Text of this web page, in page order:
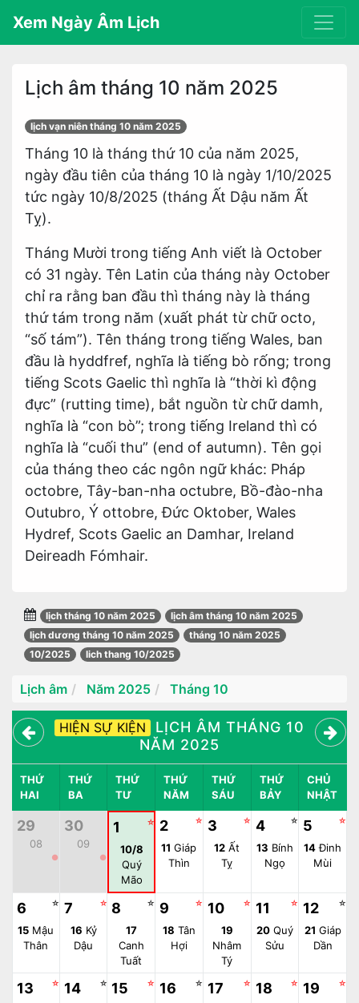
Xem Ngày Âm Lịch
Lịch âm tháng 10 năm 2025
lịch vạn niên tháng 10 năm 2025
Tháng 10 là tháng thứ 10 của năm 2025,
ngày đầu tiên của tháng 10 là ngày 1/10/2025
tức ngày 10/8/2025 (tháng Ất Dậu năm Ất
Tỵ).
Tháng Mười trong tiếng Anh viết là October
có 31 ngày. Tên Latin của tháng này October
chỉ ra rằng ban đầu thì tháng này là tháng
thứ tám trong năm (xuất phát từ chữ octo,
“số tám”). Tên tháng trong tiếng Wales, ban
đầu là hyddfref, nghĩa là tiếng bò rống; trong
tiếng Scots Gaelic thì nghĩa là “thời kì động
đực” (rutting time), bắt nguồn từ chữ damh,
nghĩa là “con bò”; trong tiếng Ireland thì có
nghĩa là “cuối thu” (end of autumn). Tên gọi
của tháng theo các ngôn ngữ khác: Pháp
octobre, Tây-ban-nha octubre, Bồ-đào-nha
Outubro, Ý ottobre, Đức Oktober, Wales
Hydref, Scots Gaelic an Damhar, Ireland
Deireadh Fómhair.
lịch tháng 10 năm 2025
lịch âm tháng 10 năm 2025
lịch dương tháng 10 năm 2025
tháng 10 năm 2025
10/2025
lich thang 10/2025
Lịch âm Năm 2025 Tháng 10
HIỆN SỰ KIỆN
LỊCH ÂM THÁNG 10
NĂM 2025
THỨ
HAI
THỨ
BA
THỨ
TƯ
THỨ
NĂM
THỨ
SÁU
THỨ
BẢY
CHỦ
NHẬT
29
08
●
30
09
●
1 ☆
10/8
Quý
Mão
2 ☆
11 Giáp
Thìn
3 ☆
12 Ất
Tỵ
4 ☆
13 Bính
Ngọ
5 ☆
14Đinh
Mùi
6 ☆
15 Mậu
Thân
7 ☆
16 Kỷ
Dậu
8 ☆
17
Canh
Tuất
9 ☆
18 Tân
Hợi
10 ☆
19
Nhâm
Tý
11 ☆
20Quý
Sửu
12 ☆
21 Giáp
Dần
13 ☆ 14 ☆ 15 ☆ 16 ☆ 17 ☆ 18 ☆ 19 ☆